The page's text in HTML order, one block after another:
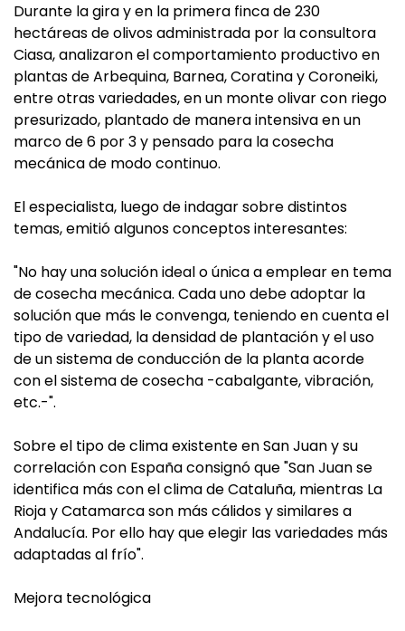
Durante la gira y en la primera finca de 230
hectáreas de olivos administrada por la consultora
Ciasa, analizaron el comportamiento productivo en
plantas de Arbequina, Barnea, Coratina y Coroneiki,
entre otras variedades, en un monte olivar con riego
presurizado, plantado de manera intensiva en un
marco de 6 por 3 y pensado para la cosecha
mecánica de modo continuo.
El especialista, luego de indagar sobre distintos
temas, emitió algunos conceptos interesantes:
"No hay una solución ideal o única a emplear en tema
de cosecha mecánica. Cada uno debe adoptar la
solución que más le convenga, teniendo en cuenta el
tipo de variedad, la densidad de plantación y el uso
de un sistema de conducción de la planta acorde
con el sistema de cosecha -cabalgante, vibración,
etc.-".
Sobre el tipo de clima existente en San Juan y su
correlación con España consignó que "San Juan se
identifica más con el clima de Cataluña, mientras La
Rioja y Catamarca son más cálidos y similares a
Andalucía. Por ello hay que elegir las variedades más
adaptadas al frío".
Mejora tecnológica